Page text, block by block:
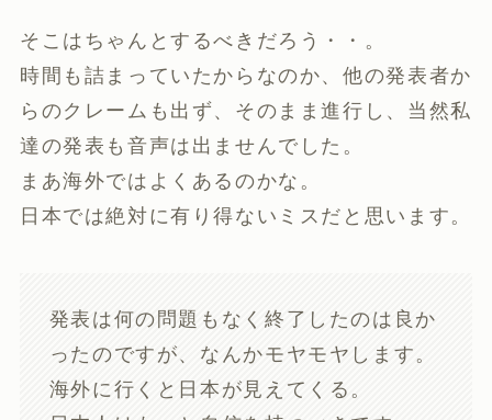
そこはちゃんとするべきだろう・・。
時間も詰まっていたからなのか、他の発表者か
らのクレームも出ず、そのまま進行し、当然私
達の発表も音声は出ませんでした。
まあ海外ではよくあるのかな。
日本では絶対に有り得ないミスだと思います。
発表は何の問題もなく終了したのは良か
ったのですが、なんかモヤモヤします。
海外に行くと日本が見えてくる。